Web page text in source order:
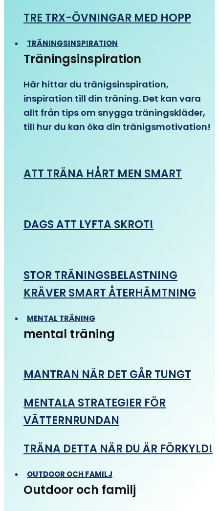
TRE TRX-ÖVNINGAR MED HOPP
TRÄNINGSINSPIRATION
Träningsinspiration
Här hittar du tränigsinspiration,
inspiration till din träning. Det kan vara
allt från tips om snygga träningskläder,
till hur du kan öka din tränigsmotivation!
ATT TRÄNA HÅRT MEN SMART
DAGS ATT LYFTA SKROT!
STOR TRÄNINGSBELASTNING
KRÄVER SMART ÅTERHÄMTNING
MENTAL TRÄNING
mental träning
MANTRAN NÄR DET GÅR TUNGT
MENTALA STRATEGIER FÖR
VÄTTERNRUNDAN
TRÄNA DETTA NÄR DU ÄR FÖRKYLD!
OUTDOOR OCH FAMILJ
Outdoor och familj